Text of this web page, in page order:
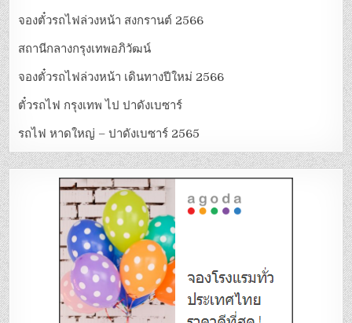
จองตั๋วรถไฟล่วงหน้า สงกรานต์ 2566
สถานีกลางกรุงเทพอภิวัฒน์
จองตั๋วรถไฟล่วงหน้า เดินทางปีใหม่ 2566
ตั๋วรถไฟ กรุงเทพ ไป ปาดังเบซาร์
รถไฟ หาดใหญ่ – ปาดังเบซาร์ 2565